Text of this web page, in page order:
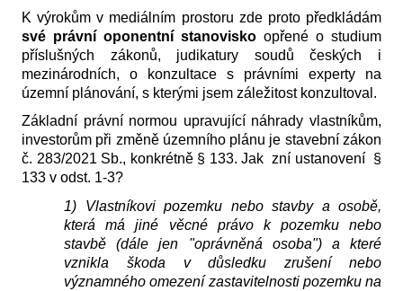
K výrokům v mediálním prostoru zde proto předkládám
své právní oponentní stanovisko opřené o studium
příslušných zákonů, judikatury soudů českých i
mezinárodních, o konzultace s právními experty na
územní plánování, s kterými jsem záležitost konzultoval.
Základní právní normou upravující náhrady vlastníkům,
investorům při změně územního plánu je stavební zákon
č. 283/2021 Sb., konkrétně § 133. Jak zní ustanovení §
133 v odst. 1-3?
1) Vlastníkovi pozemku nebo stavby a osobě,
která má jiné věcné právo k pozemku nebo
stavbě (dále jen "oprávněná osoba") a které
vznikla škoda v důsledku zrušení nebo
významného omezení zastavitelnosti pozemku na